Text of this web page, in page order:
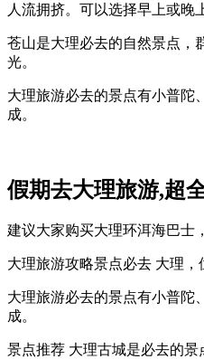
人流拥挤。可以选择早上或晚
苍山是大理必去的自然景点，
光。
大理旅游必去的景点有小普陀
成。
假期去大理旅游,超
建议大家购买大理环洱海巴士
大理旅游攻略景点必去 大理
大理旅游必去的景点有小普陀
成。
景点推荐 大理古城是必去的